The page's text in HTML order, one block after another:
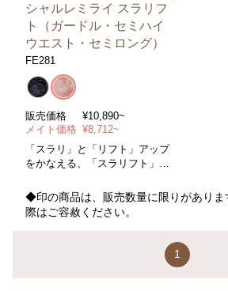
シャルレミライ スラリフ
ト（ガードル・セミハイ
ウエスト・セミロング）
FE281
販売価格
¥10,890~
メイト価格 ¥8,712~
「スラリ」と「リフト」アップ
をかなえる、「スラリフト」
ト＊コントロールパワー/ややソ
フト＊サイズ/５８～９８cm ＊
カラー/全２色
◆印の商品は、販売数量に限りがありま
際はご容赦ください。
1